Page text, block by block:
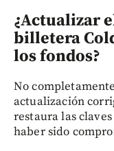
¿Actualizar
billetera
los fondos?
No
actualización
restaura las
haber sido